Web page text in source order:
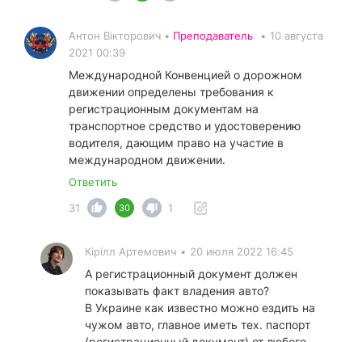
Антон Вікторович • Преподаватель • 10 августа
2021 00:39
Международной Конвенцией о дорожном
движении определены требования к
регистрационным документам на
транспортное средство и удостоверению
водителя, дающим право на участие в
международном движении.
Ответить
31
30 1
Кірілл Артемович • 20 июля 2022 16:45
А регистрационный документ должен
показывать факт владения авто?
В Украине как известно можно ездить на
чужом авто, главное иметь тех. паспорт